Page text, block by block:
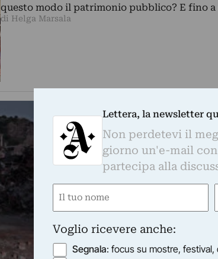
questo modo il patrimonio pubblico? E fino
di Helga Marsala
Lettera, la newsletter
Non perdetevi il
giorno un'e-mail
partecipa alla
Nome
Voglio ricevere anche:
Segnala: focus su mostre,